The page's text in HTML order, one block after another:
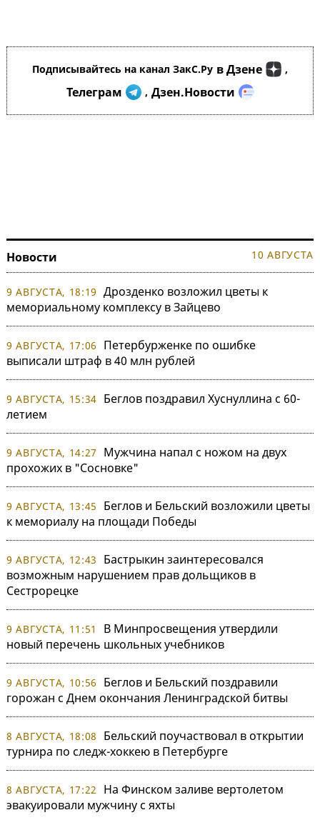
Подписывайтесь на канал ЗакС.Ру в Дзене ,
Телеграм , Дзен.Новости
Новости 10 АВГУСТА
9 АВГУСТА, 18:19 Дрозденко возложил цветы к
мемориальному комплексу в Зайцево
9 АВГУСТА, 17:06
Петербурженке по ошибке
выписали штраф в 40 млн рублей
9 АВГУСТА, 15:34 Беглов поздравил Хуснуллина с 60-
летием
9 АВГУСТА, 14:27
Мужчина напал с ножом на двух
прохожих в "Сосновке"
9 АВГУСТА, 13:45
Беглов и Бельский возложили цветы
к мемориалу на площади Победы
9 АВГУСТА, 12:43
Бастрыкин заинтересовался
возможным нарушением прав дольщиков в
Сестрорецке
9 АВГУСТА, 11:51
В Минпросвещения утвердили
новый перечень школьных учебников
9 АВГУСТА, 10:56
Беглов и Бельский поздравили
горожан с Днем окончания Ленинградской битвы
8 АВГУСТА, 18:08
Бельский поучаствовал в открытии
турнира по следж-хоккею в Петербурге
8 АВГУСТА, 17:22
На Финском заливе вертолетом
эвакуировали мужчину с яхты